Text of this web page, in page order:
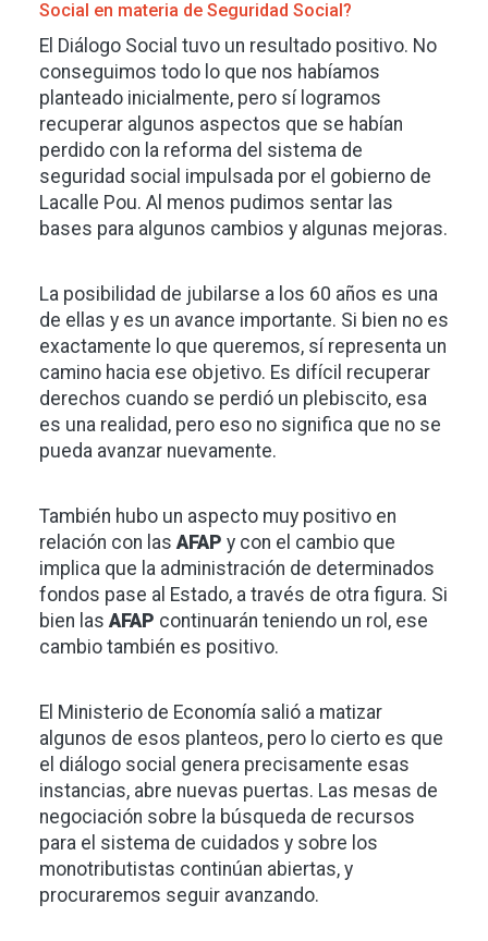
Social en materia de Seguridad Social?
El Diálogo Social tuvo un resultado positivo. No
conseguimos todo lo que nos habíamos
planteado inicialmente, pero sí logramos
recuperar algunos aspectos que se habían
perdido con la reforma del sistema de
seguridad social impulsada por el gobierno de
Lacalle Pou. Al menos pudimos sentar las
bases para algunos cambios y algunas mejoras.
La posibilidad de jubilarse a los 60 años es una
de ellas y es un avance importante. Si bien no es
exactamente lo que queremos, sí representa un
camino hacia ese objetivo. Es difícil recuperar
derechos cuando se perdió un plebiscito, esa
es una realidad, pero eso no significa que no se
pueda avanzar nuevamente.
También hubo un aspecto muy positivo en
relación con las AFAP y con el cambio que
implica que la administración de determinados
fondos pase al Estado, a través de otra figura. Si
bien las AFAP continuarán teniendo un rol, ese
cambio también es positivo.
El Ministerio de Economía salió a matizar
algunos de esos planteos, pero lo cierto es que
el diálogo social genera precisamente esas
instancias, abre nuevas puertas. Las mesas de
negociación sobre la búsqueda de recursos
para el sistema de cuidados y sobre los
monotributistas continúan abiertas, y
procuraremos seguir avanzando.